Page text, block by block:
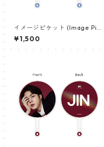
イメージピケット (Image Pic
ket) うちわ - ヴィ (V_12)
¥1,500